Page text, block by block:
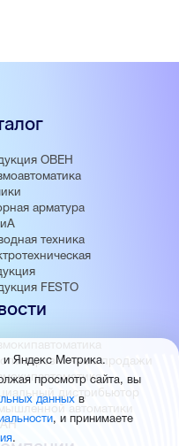
ОВЕН
арматура
техника
FESTO
розничные продажи
–
дистрибьютор
автоматики
и Яндекс Метрика.
просмотр сайта, вы
данных в
, и принимаете
.